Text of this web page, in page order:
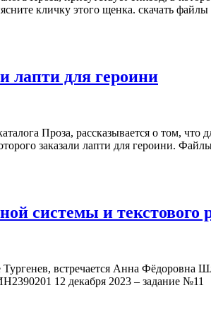
кличку этого щенка. скачать
лапти для героини
Проза, рассказывается о том,
заказали лапти для героини.
системы и текстового
Тургенев, встречается Анна
12 декабря 2023 – задание №11